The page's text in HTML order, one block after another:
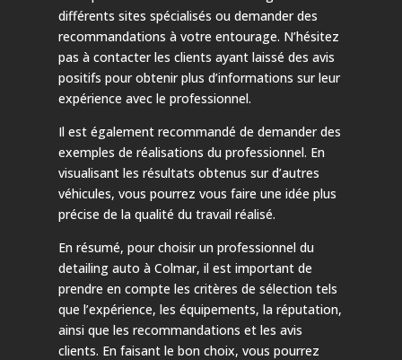
différents sites spécialisés ou demander des
recommandations à votre entourage. N’hésitez
pas à contacter les clients ayant laissé des avis
positifs pour obtenir plus d’informations sur leur
expérience avec le professionnel.
Il est également recommandé de demander des
exemples de réalisations du professionnel. En
visualisant les résultats obtenus sur d’autres
véhicules, vous pourrez vous faire une idée plus
précise de la qualité du travail réalisé.
En résumé, pour choisir un professionnel du
detailing auto à Colmar, il est important de
prendre en compte les critères de sélection tels
que l’expérience, les équipements, la réputation,
ainsi que les recommandations et les avis
clients. En faisant le bon choix, vous pourrez